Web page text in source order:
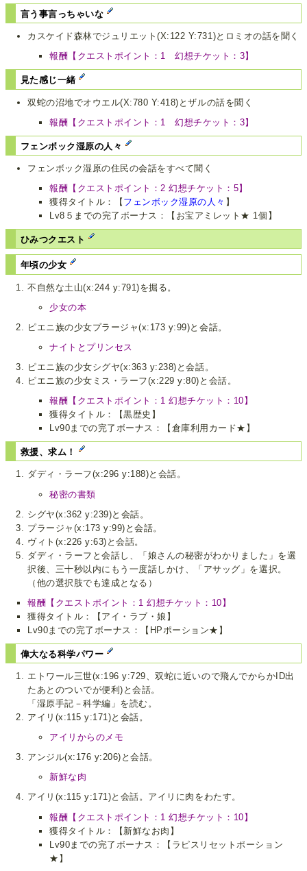
言う事言っちゃいな
カスケイド森林でジュリエット(X:122 Y:731)とロミオの話を聞く
報酬【クエストポイント：1 幻想チケット：3】
見た感じ一緒
双蛇の沼地でオウエル(X:780 Y:418)とザルの話を聞く
報酬【クエストポイント：1 幻想チケット：3】
フェンボック湿原の人々
フェンボック湿原の住民の会話をすべて聞く
報酬【クエストポイント：2 幻想チケット：5】
獲得タイトル：【 フェンボック湿原の人々 】
Lv8５までの完了ボーナス：【お宝アミレット★ 1個】
ひみつクエスト
年頃の少女
不自然な土山(x:244 y:791)を掘る。
少女の本
ピエニ族の少女プラージャ(x:173 y:99)と会話。
ナイトとプリンセス
ピエニ族の少女シグヤ(x:363 y:238)と会話。
ピエニ族の少女ミス・ラーフ(x:229 y:80)と会話。
報酬【クエストポイント：1 幻想チケット：10】
獲得タイトル：【黒歴史】
Lv90までの完了ボーナス：【倉庫利用カード★】
救援、求ム！
ダディ・ラーフ(x:296 y:188)と会話。
秘密の書類
シグヤ(x:362 y:239)と会話。
プラージャ(x:173 y:99)と会話。
ヴィト(x:226 y:63)と会話。
ダディ・ラーフと会話し、「娘さんの秘密がわかりました」を選
択後、三十秒以内にもう一度話しかけ、「アサッグ」を選択。
（他の選択肢でも達成となる）
報酬【クエストポイント：1 幻想チケット：10】
獲得タイトル：【アイ・ラブ・娘】
Lv90までの完了ボーナス：【HPポーション★】
偉大なる科学パワー
エトワール三世(x:196 y:729、双蛇に近いので飛んでからかID出
たあとのついでが便利)と会話。
「湿原手記－科学編」を読む。
アイリ(x:115 y:171)と会話。
アイリからのメモ
アンジル(x:176 y:206)と会話。
新鮮な肉
アイリ(x:115 y:171)と会話。アイリに肉をわたす。
報酬【クエストポイント：1 幻想チケット：10】
獲得タイトル：【新鮮なお肉】
Lv90までの完了ボーナス：【ラピスリセットポーション
★】